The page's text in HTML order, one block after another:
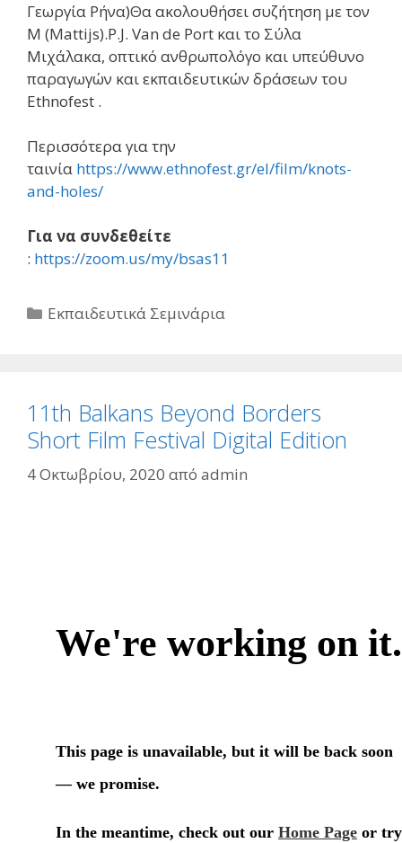
Γεωργία Ρήνα)Θα ακολουθήσει συζήτηση με τον
M (Mattijs).P.J. Van de Port και το Σύλα
Μιχάλακα, οπτικό ανθρωπολόγο και υπεύθυνο
παραγωγών και εκπαιδευτικών δράσεων του
Εthnofest .
Περισσότερα για την
ταινία https://www.ethnofest.gr/el/film/knots-
and-holes/
Για να συνδεθείτε
: https://zoom.us/my/bsas11
Κατηγορίες
Εκπαιδευτικά Σεμινάρια
11th Balkans Beyond Borders
Short Film Festival Digital Edition
4 Οκτωβρίου, 2020 από admin